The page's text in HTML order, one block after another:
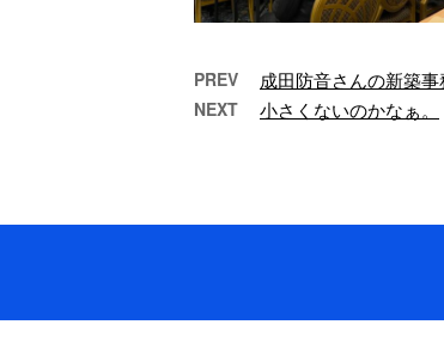
大場創業です。弊社は
PREV 成田防音さんの新築
NEXT 小さくないのかなぁ。